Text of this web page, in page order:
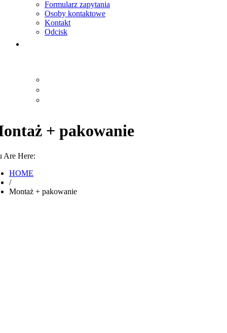
Formularz zapytania
Osoby kontaktowe
Kontakt
Odcisk
+ pakowanie
Are Here:
HOME
/
Montaż + pakowanie